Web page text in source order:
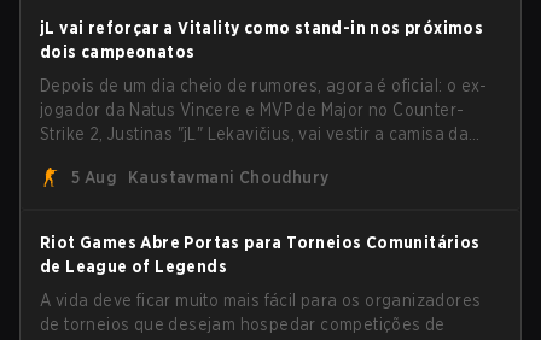
jL vai reforçar a Vitality como stand-in nos próximos
dois campeonatos
Depois de um dia cheio de rumores, agora é oficial: o ex-
jogador da Natus Vincere e MVP de Major no Counter-
Strike 2, Justinas "jL" Lekavičius, vai vestir a camisa da
Bucharest.
5 Aug Kaustavmani Choudhury
Riot Games Abre Portas para Torneios Comunitários
de League of Legends
A vida deve ficar muito mais fácil para os organizadores
de torneios que desejam hospedar competições de